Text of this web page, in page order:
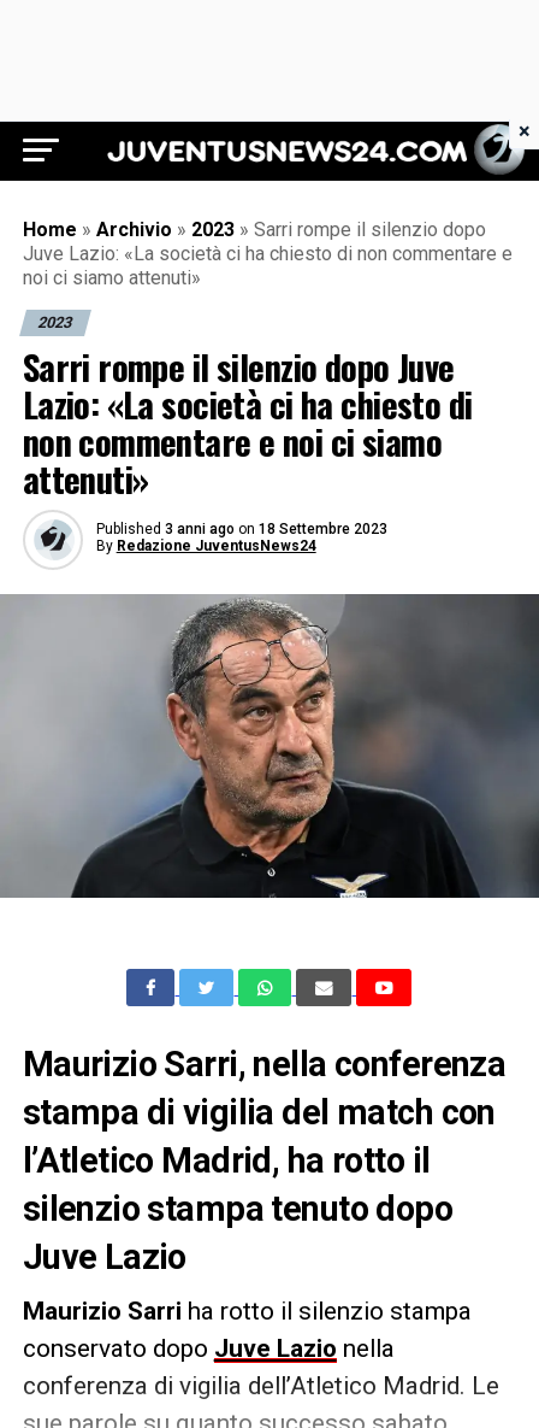
Juventus News 24
Home » Archivio » 2023 » Sarri rompe il silenzio dopo
Juve Lazio: «La società ci ha chiesto di non commentare e
noi ci siamo attenuti»
2023
Sarri rompe il silenzio dopo Juve
Lazio: «La società ci ha chiesto di
non commentare e noi ci siamo
attenuti»
Published 3 anni ago on 18 Settembre 2023
By Redazione JuventusNews24
Maurizio Sarri, nella conferenza
stampa di vigilia del match con
l’Atletico Madrid, ha rotto il
silenzio stampa tenuto dopo
Juve Lazio
Maurizio Sarri ha rotto il silenzio stampa
conservato dopo Juve Lazio nella
conferenza di vigilia dell’Atletico Madrid. Le
×